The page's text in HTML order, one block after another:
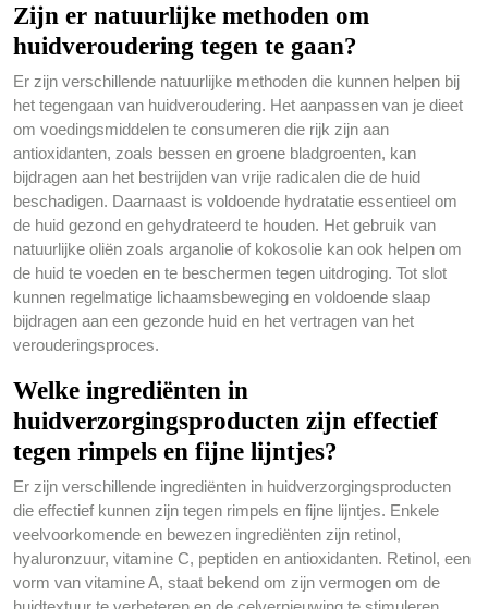
Zijn er natuurlijke methoden om
huidveroudering tegen te gaan?
Er zijn verschillende natuurlijke methoden die kunnen helpen bij
het tegengaan van huidveroudering. Het aanpassen van je dieet
om voedingsmiddelen te consumeren die rijk zijn aan
antioxidanten, zoals bessen en groene bladgroenten, kan
bijdragen aan het bestrijden van vrije radicalen die de huid
beschadigen. Daarnaast is voldoende hydratatie essentieel om
de huid gezond en gehydrateerd te houden. Het gebruik van
natuurlijke oliën zoals arganolie of kokosolie kan ook helpen om
de huid te voeden en te beschermen tegen uitdroging. Tot slot
kunnen regelmatige lichaamsbeweging en voldoende slaap
bijdragen aan een gezonde huid en het vertragen van het
verouderingsproces.
Welke ingrediënten in
huidverzorgingsproducten zijn effectief
tegen rimpels en fijne lijntjes?
Er zijn verschillende ingrediënten in huidverzorgingsproducten
die effectief kunnen zijn tegen rimpels en fijne lijntjes. Enkele
veelvoorkomende en bewezen ingrediënten zijn retinol,
hyaluronzuur, vitamine C, peptiden en antioxidanten. Retinol, een
vorm van vitamine A, staat bekend om zijn vermogen om de